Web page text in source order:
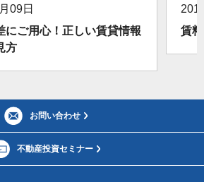
09日
にご用心！正しい賃貸情報
方
賃
お問い合わせ
不動産投資セミナー